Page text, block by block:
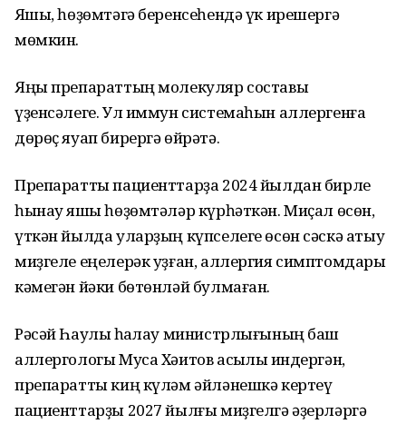
Яҡшы, һөҙөмтәгә беренсеһендә үк ирешергә
мөмкин.
Яңы препараттың молекуляр составы
үҙенсәлеге. Ул иммун системаһын аллергенға
дөрөҫ яуап бирергә өйрәтә.
Препаратты пациенттарҙа 2024 йылдан бирле
һынау яҡшы һөҙөмтәләр күрһәткән. Миҫал өсөн,
үткән йылда уларҙың күпселеге өсөн сәскә атыу
миҙгеле еңелерәк уҙған, аллергия симптомдары
кәмегән йәки бөтөнләй булмаған.
Рәсәй Һаулыҡ һаҡлау министрлығының баш
аллергологы Муса Хәитов асыҡлыҡ индергән,
препаратты киң күләм әйләнешкә кертеү
пациенттарҙы 2027 йылғы миҙгелгә әҙерләргә